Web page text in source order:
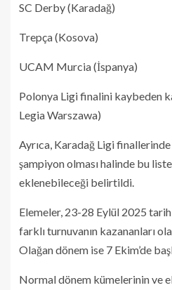
SC Derby (Karadağ)
Trepça (Kosova)
UCAM Murcia (İspanya)
Polonya Ligi finalini kaybeden
Legia Warszawa)
Ayrıca, Karadağ Ligi
şampiyon olması halinde bu
eklenebileceği belirtildi.
Elemeler, 23-28 Eylül 2025
farklı turnuvanın kazananları
Olağan dönem ise 7 Ekim’de
Normal dönem kümelerinin ve